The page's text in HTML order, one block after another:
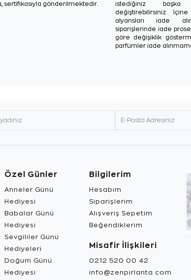
sertifikasıyla gönderilmektedir.
istediğiniz
değiştirebilirsiniz.
alyansları iade
siparişlerinde iade
göre değişiklik
parfümler iade
Özel Günler
Anneler Günü
Hediyesi
Babalar Günü
Hediyesi
Sevgililer Günü
Hediyeleri
Doğum Günü
Hediyesi
Bilgilerim
Hesabım
Siparişlerim
Alışveriş Sepetim
Beğendiklerim
Misafir İlişkileri
0212 520 00 42
info@zenpirlanta.com